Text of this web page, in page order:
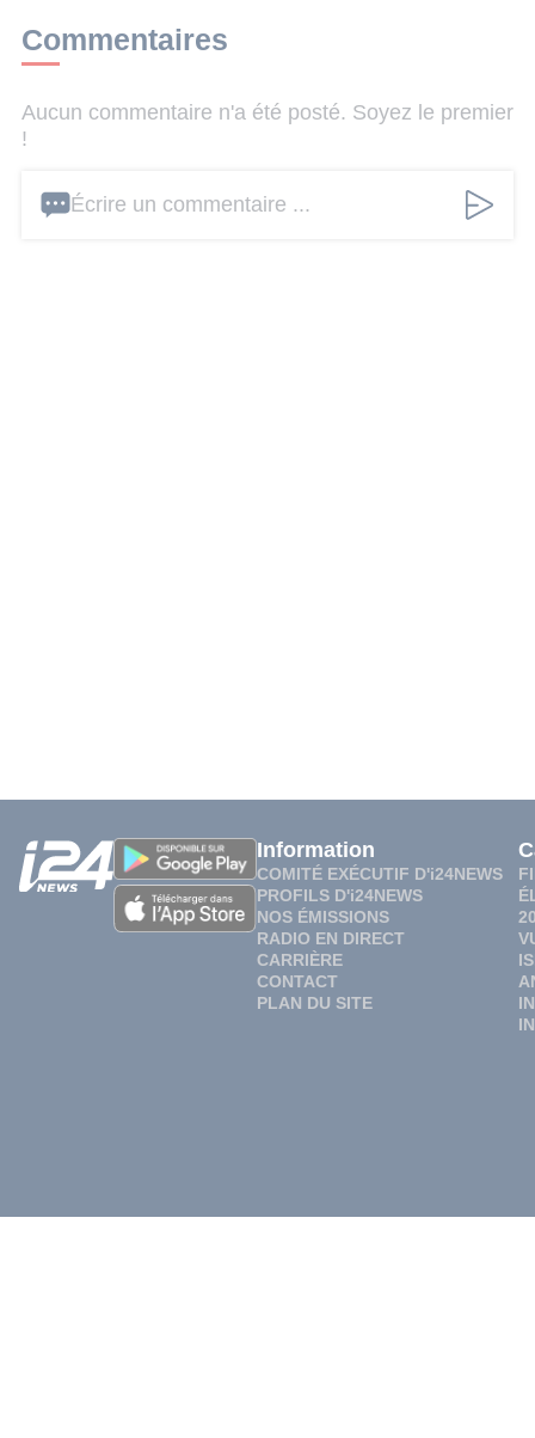
Commentaires
Aucun commentaire n'a été posté. Soyez le premier
!
Écrire un commentaire ...
Information
COMITÉ EXÉCUTIF D'i24NEWS
PROFILS D'i24NEWS
NOS ÉMISSIONS
RADIO EN DIRECT
CARRIÈRE
CONTACT
PLAN DU SITE